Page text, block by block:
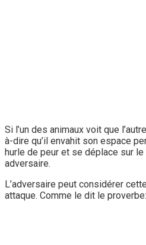
Si l’un des animaux voit que
à-dire qu’il envahit son espace
hurle de peur et se déplace sur
adversaire.
L’adversaire peut considérer
attaque. Comme le dit le proverbe: